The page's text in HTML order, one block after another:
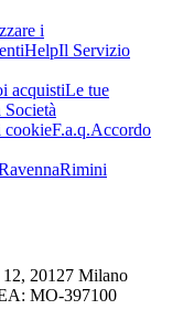
i
HelpIl Servizio
acquistiLe tue
Società
cookieF.a.q.Accordo
Rimini
20127 Milano
MO-397100